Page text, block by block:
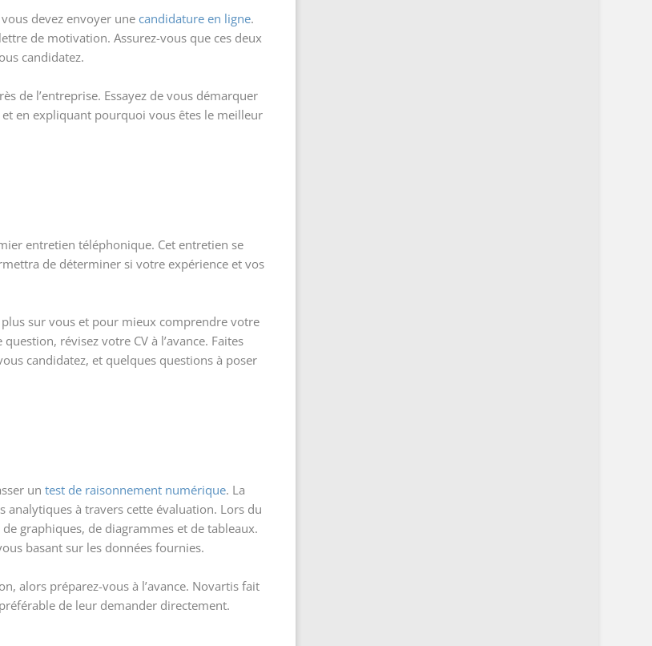
devez envoyer une candidature en ligne.
de motivation. Assurez-vous que ces deux
candidatez.
de l’entreprise. Essayez de vous démarquer
en expliquant pourquoi vous êtes le meilleur
entretien téléphonique. Cet entretien se
de déterminer si votre expérience et vos
sur vous et pour mieux comprendre votre
révisez votre CV à l’avance. Faites
candidatez, et quelques questions à poser
untest de raisonnement numérique. La
analytiques à travers cette évaluation. Lors du
graphiques, de diagrammes et de tableaux.
basant sur les données fournies.
alors préparez-vous à l’avance. Novartis fait
de leur demander directement.